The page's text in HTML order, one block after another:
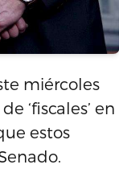
miércoles
‘fiscales’ en
estos